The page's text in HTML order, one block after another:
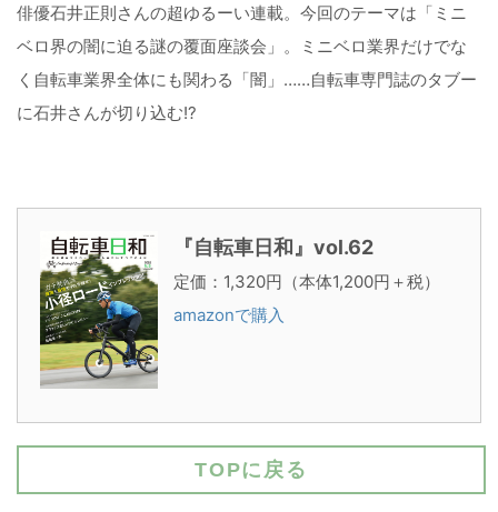
俳優石井正則さんの超ゆるーい連載。今回のテーマは「ミニ
ベロ界の闇に迫る謎の覆面座談会」。ミニベロ業界だけでな
く自転車業界全体にも関わる「闇」……自転車専門誌のタブー
に石井さんが切り込む!?
『自転車日和』vol.62
定価：1,320円（本体1,200円＋税）
amazonで購入
TOPに戻る